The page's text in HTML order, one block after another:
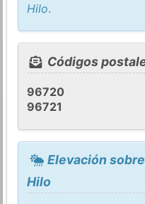
Hilo.
Códigos
96720
96721
Elevación
Hilo